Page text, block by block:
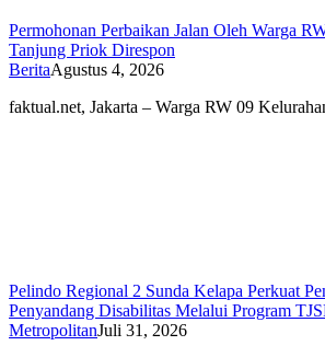
Permohonan Perbaikan Jalan Oleh Warga
Tanjung Priok Direspon
BeritaAgustus 4, 2026
faktual.net, Jakarta – Warga RW 09
Pelindo Regional 2 Sunda Kelapa Perkuat
Penyandang Disabilitas Melalui Program
MetropolitanJuli 31, 2026